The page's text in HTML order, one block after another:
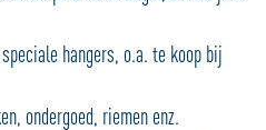
hangers, o.a. te koop bij
ondergoed, riemen enz.